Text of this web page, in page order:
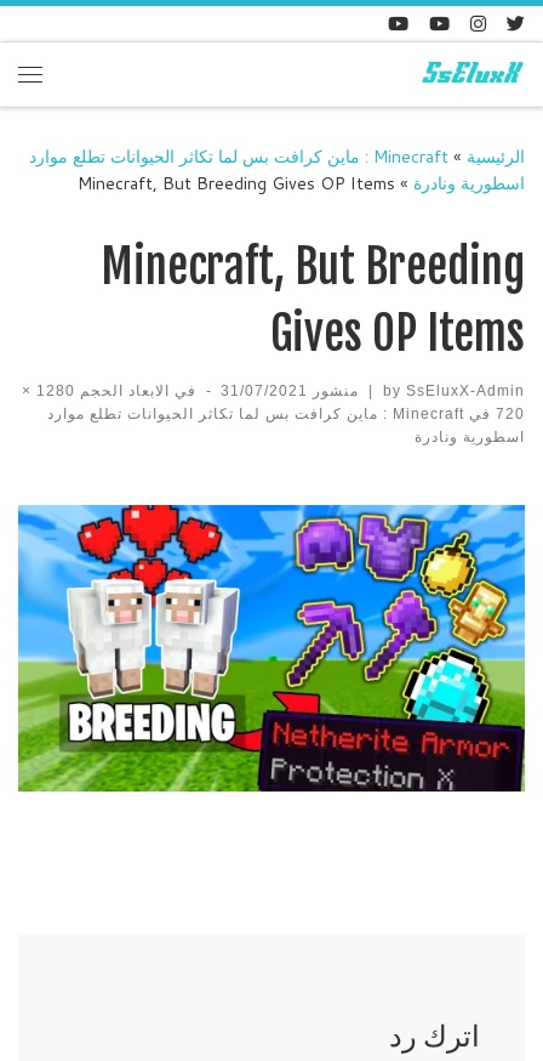
Skip to content
الرئيسية »
Minecraft : ماين كرافت بس لما تكاثر الحيوانات تطلع موارد
اسطورية ونادرة »
Minecraft, But Breeding Gives OP Items
Minecraft, But Breeding
Gives OP Items
by SsEluxX-Admin منشور 31/07/2021
- في الابعاد الحجم
1280 ×
720 في
Minecraft : ماين كرافت بس لما تكاثر الحيوانات تطلع موارد
اسطورية ونادرة
Images navigation
اترك رد